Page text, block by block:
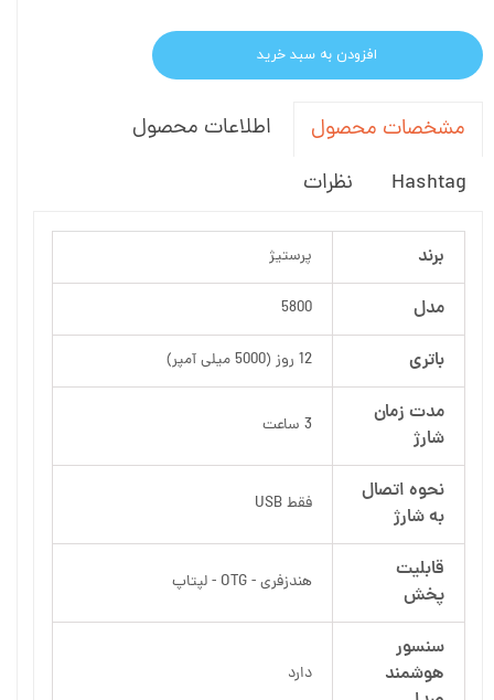
افزودن به سبد خرید
مشخصات محصول
اطلاعات محصول
Hashtag
نظرات
برند پرستیژ
مدل 5800
باتری 12 روز (5000 میلی آمپر)
مدت زمان
شارژ
3 ساعت
نحوه اتصال
به شارژ
فقط USB
قابلیت
پخش
هندزفری - OTG - لپتاپ
سنسور
هوشمند
دارد